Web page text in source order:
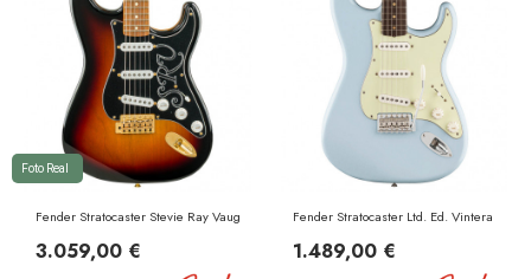
Fender Stratocaster Stevie Ray Vaughan 3 Color Sunburst
3.059,00 €
Foto Real
Fender Stratocaster Ltd. Ed. Vintera II
1.489,00 €